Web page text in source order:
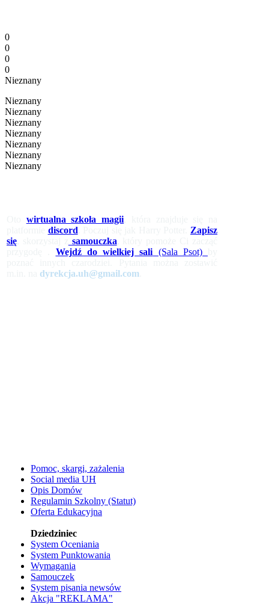
0
0
0
0
Nieznany
Nieznany
Nieznany
Nieznany
Nieznany
Nieznany
Nieznany
Nieznany
wirtualna szkoła magii
discord
Zapisz
się
samouczka
Wejdź do wielkiej sali (Sala Psot)
dyrekcja.uh@gmail.com
Pomoc, skargi, zażalenia
Social media UH
Opis Domów
Regulamin Szkolny (Statut)
Oferta Edukacyjna
Dziedziniec
System Oceniania
System Punktowania
Wymagania
Samouczek
System pisania newsów
Akcja "REKLAMA"